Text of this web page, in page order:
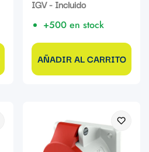
IGV - Incluido
+500 en stock
AÑADIR AL CARRITO